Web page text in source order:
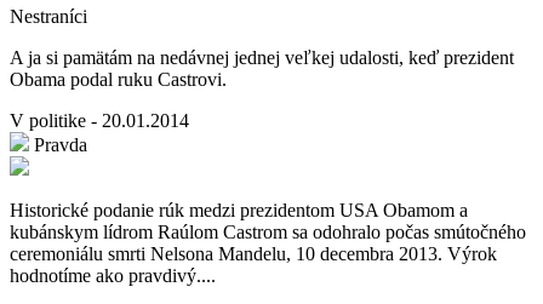
Nestraníci
A ja si pamätám na nedávnej jednej veľkej udalosti, keď prezident
Obama podal ruku Castrovi.
V politike - 20.01.2014
Pravda
Historické podanie rúk medzi prezidentom USA Obamom a
kubánskym lídrom Raúlom Castrom sa odohralo počas smútočného
ceremoniálu smrti Nelsona Mandelu, 10 decembra 2013. Výrok
hodnotíme ako pravdivý....